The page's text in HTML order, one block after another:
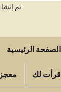
تم
الصفحة الرئيسية
قرأت لك